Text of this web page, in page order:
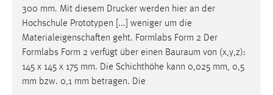
300 mm. Mit diesem Drucker werden hier an der
Hochschule Prototypen [...] weniger um die
Materialeigenschaften geht. Formlabs Form 2 Der
Formlabs Form 2 verfügt über einen Bauraum von (x,y,z):
145 x 145 x 175 mm. Die Schichthöhe kann 0,025 mm, 0,5
mm bzw. 0,1 mm betragen. Die